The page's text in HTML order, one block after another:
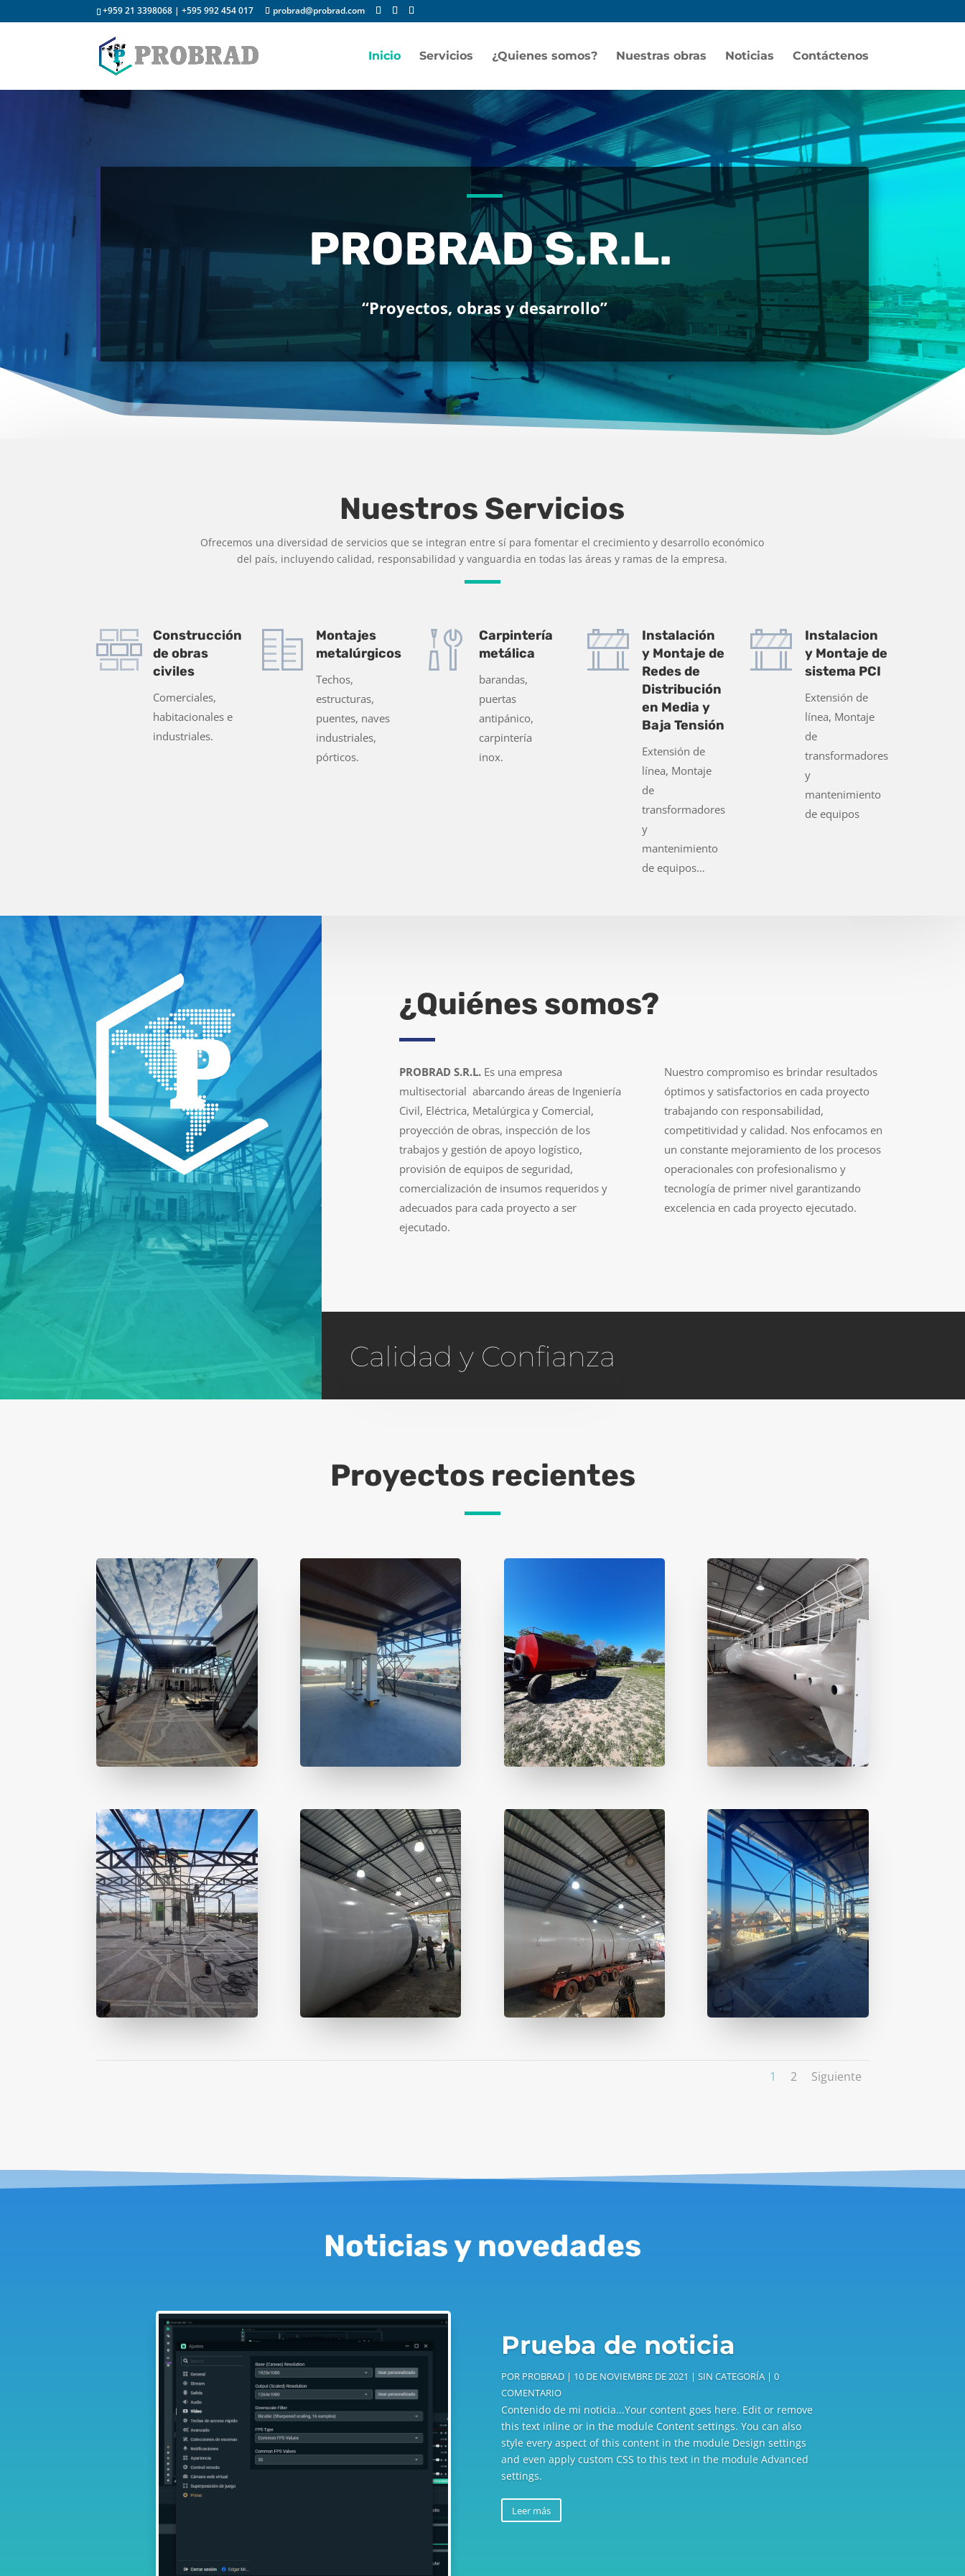
+959 21 3398068 | +595 992 454 017 probrad@probrad.com
Inicio Servicios ¿Quienes somos? Nuestras obras Noticias Contáctenos
PROBRAD S.R.L.
“Proyectos, obras y desarrollo”
Nuestros Servicios
Ofrecemos una diversidad de servicios que se integran entre sí para fomentar el crecimiento y desarrollo económico
del país, incluyendo calidad, responsabilidad y vanguardia en todas las áreas y ramas de la empresa.
Construcción
de obras
civiles
Comerciales,
habitacionales e
industriales.
Montajes
metalúrgicos
Techos,
estructuras,
puentes, naves
industriales,
pórticos.
Carpintería
metálica
barandas,
puertas
antipánico,
carpintería
inox.
Instalación
y Montaje de
Redes de
Distribución
en Media y
Baja Tensión
Extensión de
línea, Montaje
de
transformadores
y
mantenimiento
de equipos…
Instalacion
y Montaje de
sistema PCI
Extensión de
línea, Montaje
de
transformadores
y
mantenimiento
de equipos
¿Quiénes somos?
PROBRAD S.R.L.Es una empresa
multisectorial abarcando áreas de Ingeniería
Civil, Eléctrica, Metalúrgica y Comercial,
proyección de obras, inspección de los
trabajos y gestión de apoyo logístico,
provisión de equipos de seguridad,
comercialización de insumos requeridos y
adecuados para cada proyecto a ser
ejecutado.
Nuestro compromiso es brindar resultados
óptimos y satisfactorios en cada proyecto
trabajando con responsabilidad,
competitividad y calidad. Nos enfocamos en
un constante mejoramiento de los procesos
operacionales con profesionalismo y
tecnología de primer nivel garantizando
excelencia en cada proyecto ejecutado.
Calidad y Confianza
Proyectos recientes
1 2 Siguiente
Noticias y novedades
Prueba de noticia
POR PROBRAD | 10 DE NOVIEMBRE DE 2021 |SIN CATEGORÍA | 0
COMENTARIO
Contenido de mi noticia...Your content goes here. Edit or remove
this text inline or in the module Content settings. You can also
style every aspect of this content in the module Design settings
and even apply custom CSS to this text in the module Advanced
settings.
Leer más